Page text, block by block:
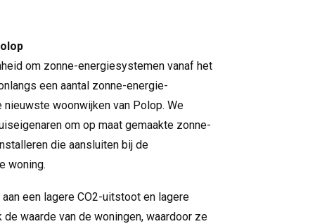
om zonne-energiesystemen vanaf het
een aantal zonne-energie-
woonwijken van Polop. We
om op maat gemaakte zonne-
die aansluiten bij de
woning.
een lagere CO2-uitstoot en lagere
waarde van de woningen, waardoor ze